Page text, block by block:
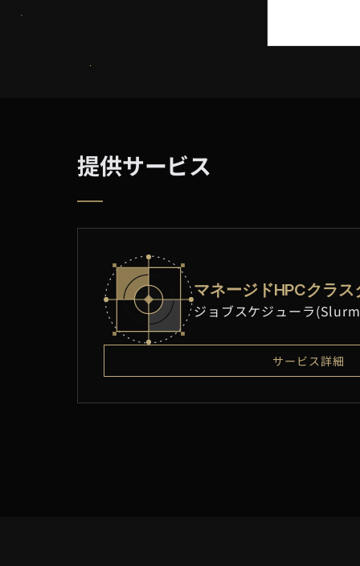
提供サービス
マネージドHPCクラス
ジョブスケジューラ
サービス詳細